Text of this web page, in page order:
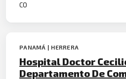
CO
PANAMÁ | HERRERA
Hospital Doctor
Departamento De